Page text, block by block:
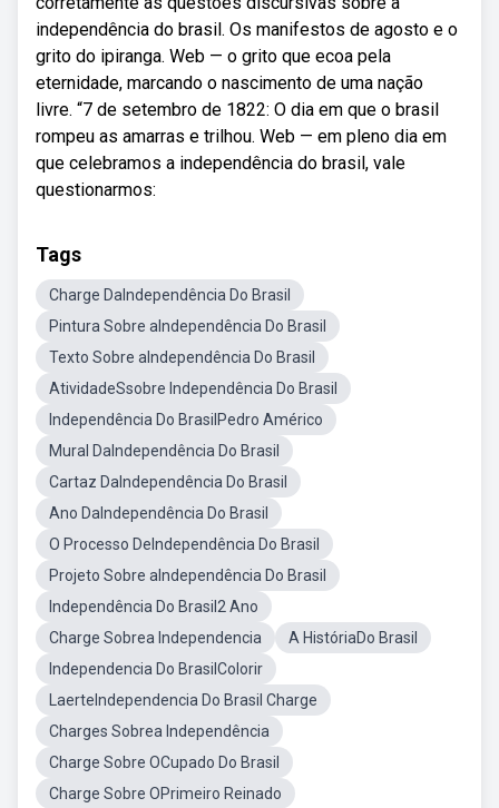
independência do brasil. Os manifestos de agosto e o
grito do ipiranga. Web — o grito que ecoa pela
eternidade, marcando o nascimento de uma nação
livre. “7 de setembro de 1822: O dia em que o brasil
rompeu as amarras e trilhou. Web — em pleno dia em
que celebramos a independência do brasil, vale
questionarmos:
Tags
Charge DaIndependência Do Brasil
Pintura Sobre aIndependência Do Brasil
Texto Sobre aIndependência Do Brasil
AtividadeSsobre Independência Do Brasil
Independência Do BrasilPedro Américo
Mural DaIndependência Do Brasil
Cartaz DaIndependência Do Brasil
Ano DaIndependência Do Brasil
O Processo DeIndependência Do Brasil
Projeto Sobre aIndependência Do Brasil
Independência Do Brasil2 Ano
Charge Sobrea Independencia
A HistóriaDo Brasil
Independencia Do BrasilColorir
LaerteIndependencia Do Brasil Charge
Charges Sobrea Independência
Charge Sobre OCupado Do Brasil
Charge Sobre OPrimeiro Reinado